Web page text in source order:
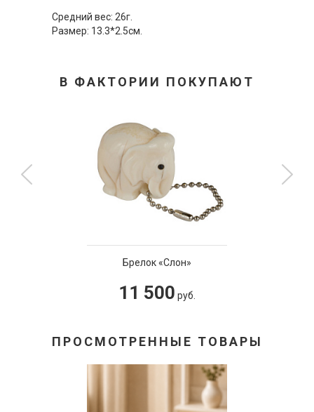
Средний вес: 26г.
Размер: 13.3*2.5см.
В ФАКТОРИИ ПОКУПАЮТ
Брелок «Слон»
11 500 руб.
ПРОСМОТРЕННЫЕ ТОВАРЫ